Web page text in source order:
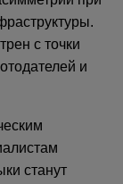
с точки
и
станут